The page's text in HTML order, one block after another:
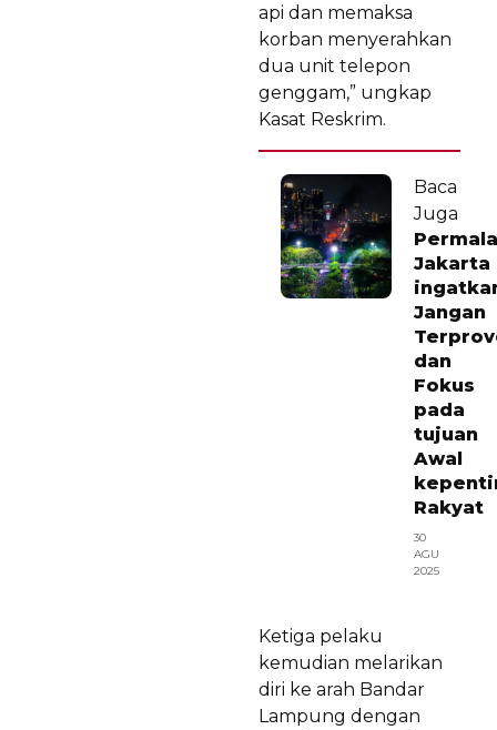
api dan memaksa
korban menyerahkan
dua unit telepon
genggam,” ungkap
Kasat Reskrim.
Baca
Juga
Permala
Jakarta
Jangan
dan
Fokus
pada
tujuan
Awal
Rakyat
30
AGU
2025
Ketiga pelaku
kemudian melarikan
diri ke arah Bandar
Lampung dengan